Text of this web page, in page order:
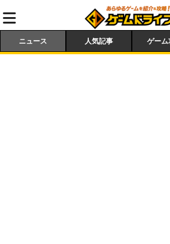
ニュース 人気記事 ゲー